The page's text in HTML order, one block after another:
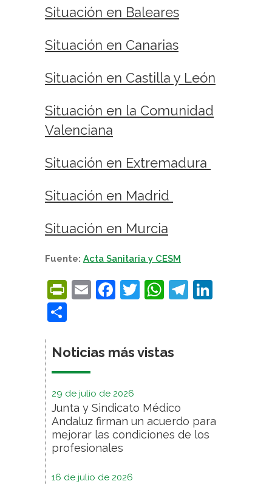
Situación en Baleares
Situación en Canarias
Situación en Castilla y León
Situación en la Comunidad
Valenciana
Situación en Extremadura
Situación en Madrid
Situación en Murcia
Fuente: Acta Sanitaria y CESM
PrintFriendly
EmailFacebook
Twitter
WhatsApp
Noticias más vistas
29 de julio de 2026
Junta y Sindicato Médico
Andaluz firman un acuerdo para
mejorar las condiciones de los
profesionales
16 de julio de 2026